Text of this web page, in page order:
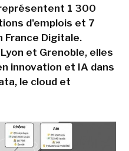
1 300
d'emplois et 7
France Digitale.
et Grenoble, elles
innovation et IA dans
le cloud et